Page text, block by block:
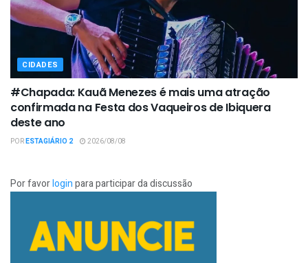
CIDADES
#Chapada: Kauã Menezes é mais uma atração
confirmada na Festa dos Vaqueiros de Ibiquera
deste ano
PORESTAGIÁRIO 2 2026/08/08
Por favorloginpara participar da discussão